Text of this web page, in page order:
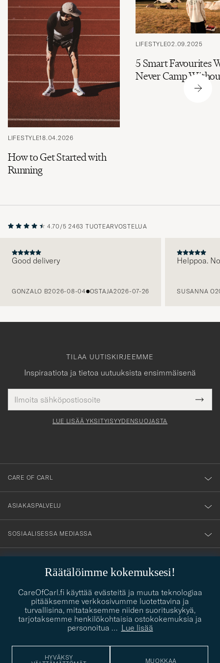
LIFESTYLE18.04.2026
How to Get Started with
Running
LIFESTYLE02.09.2025
5 Smart Favourites
Never Camp
4.70/5 2463 TUOTEARVOSTELUA
Good delivery
GONZALO B2026-08-04 OSTAJA2026-07-26
Helppoa.
SUSANNA O
Räätälöimme kokemuksesi!
CareOfCarl.fi käyttää evästeitä ja muuta teknologiaa
pitääksemme verkkosivumme luotettavina ja
turvallisina, mitataksemme niiden suorituskykyä,
tarjotaksemme henkilökohtaisia ostokokemuksia ja
personoitua … Lue lisää
HYVÄKSY
MUOKKAA
TILAA UUTISKIRJEEMME
Inspiraatiota ja tietoa uutuuksista ensimmäisenä
tieto
Tack
för
dig
till
vårt
nyhetsbrev!
LUE LISÄÄ YKSITYISYYDENSUOJASTA
CARE OF CARL
ASIAKASPALVELU
SOSIAALISESSA MEDIASSA
contact@careofcarl.com
PUKEUTUMISNEUVONTA
Kaipaatko apua oman tyylisi löytämiseen? Me autamme sinua
PUKEUTUMISNEUVONTA